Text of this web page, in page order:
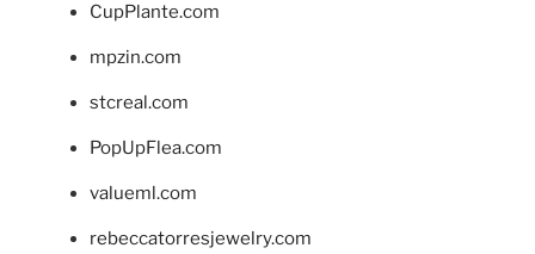
CupPlante.com
mpzin.com
stcreal.com
PopUpFlea.com
valueml.com
rebeccatorresjewelry.com